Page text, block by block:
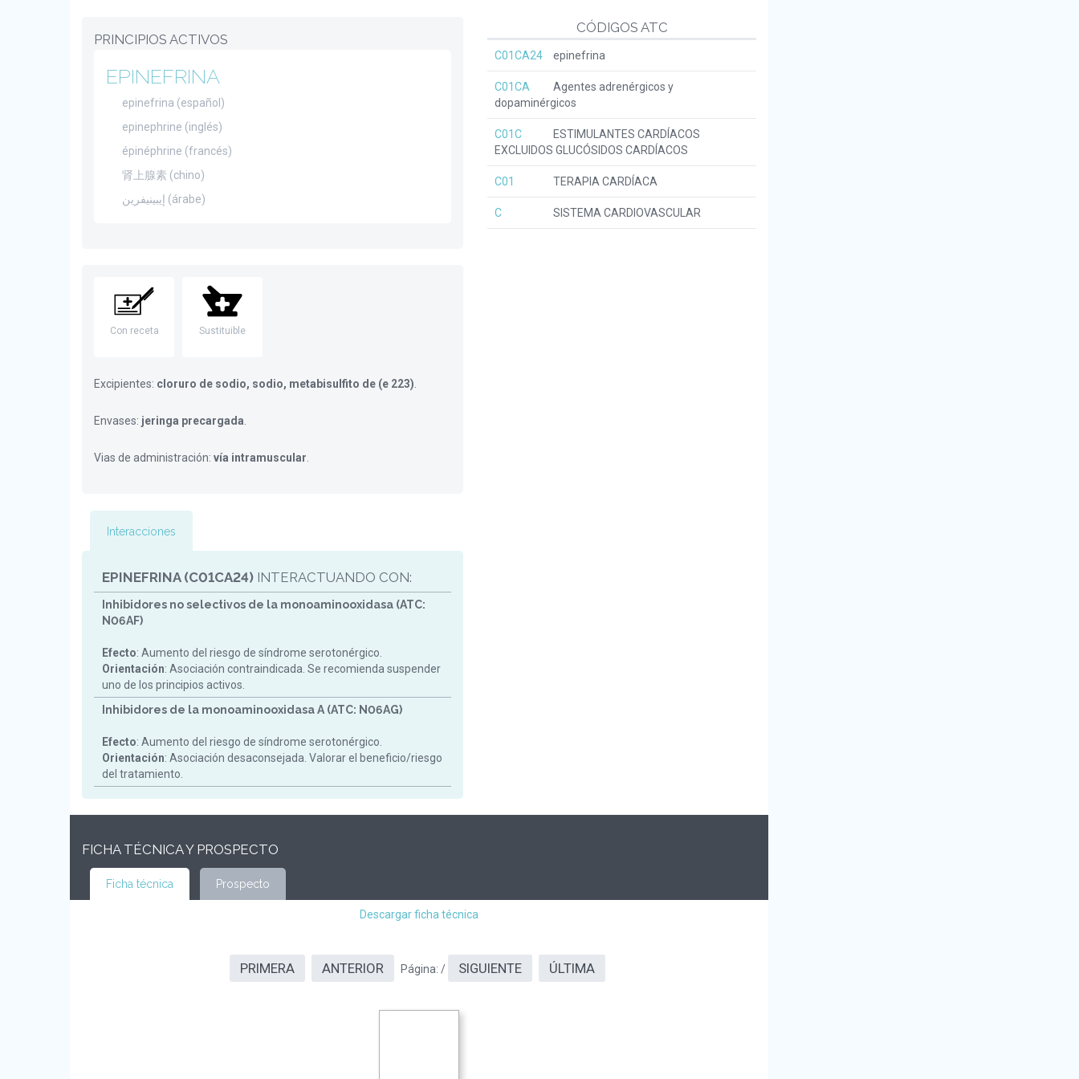
CÓDIGOS ATC
C01CA24 epinefrina
C01CA
Agentes adrenérgicos y
dopaminérgicos
C01C
ESTIMULANTES CARDÍACOS
EXCLUIDOS GLUCÓSIDOS CARDÍACOS
C01 TERAPIA CARDÍACA
C SISTEMA CARDIOVASCULAR
PRINCIPIOS ACTIVOS
EPINEFRINA
epinefrina (español)
epinephrine (inglés)
épinéphrine (francés)
肾上腺素 (chino)
إيبينيفرين (árabe)
Con receta Sustituible
Excipientes: cloruro de sodio, sodio, metabisulfito de (e 223)
Envases: jeringa precargada
Vias de administración: vía intramuscular
Interacciones
EPINEFRINA (C01CA24) INTERACTUANDO CON:
Inhibidores no selectivos de la monoaminooxidasa (ATC:
N06AF)
Efecto: Aumento del riesgo de síndrome serotonérgico.
Orientación: Asociación contraindicada. Se recomienda suspender
uno de los principios activos.
Inhibidores de la monoaminooxidasa A (ATC: N06AG)
Efecto: Aumento del riesgo de síndrome serotonérgico.
Orientación: Asociación desaconsejada. Valorar el beneficio/riesgo
del tratamiento.
FICHA TÉCNICA Y PROSPECTO
Ficha técnica Prospecto
Descargar ficha técnica
PRIMERA ANTERIOR Página: / SIGUIENTE ÚLTIMA